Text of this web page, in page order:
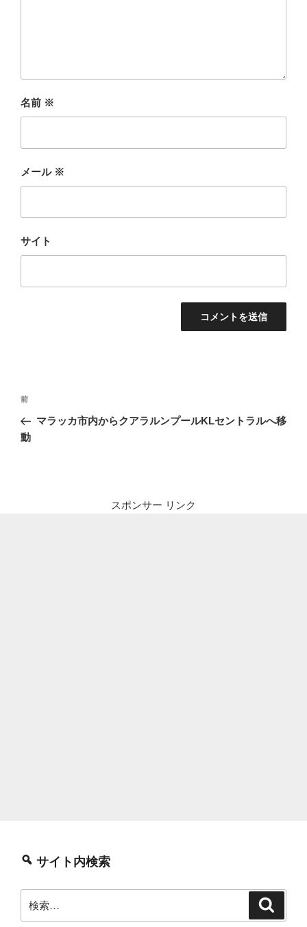
名前 ※
メール ※
サイト
投
ナ
前
の
投
前
マラッカ市内からクアラルンプールKLセントラルへ移
動
スポンサー リンク
サイト内検索
索: